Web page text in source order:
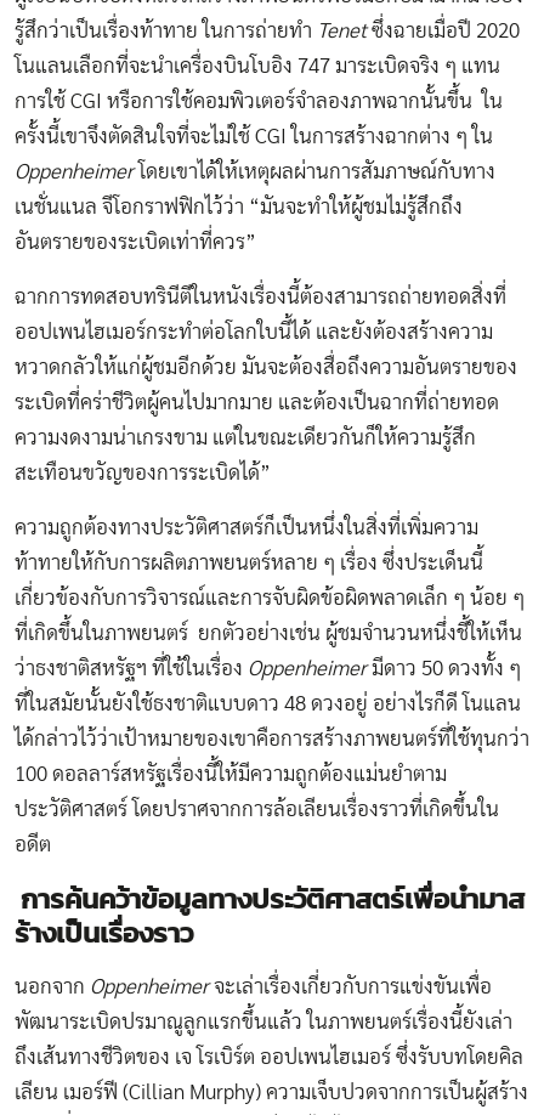
รู้สึกว่าเป็นเรื่องท้าทาย ในการถ่ายทำ Tenetซึ่งฉายเมื่อปี 2020
โนแลนเลือกที่จะนำเครื่องบินโบอิง 747 มาระเบิดจริง ๆ แทน
การใช้ CGI หรือการใช้คอมพิวเตอร์จำลองภาพฉากนั้นขึ้น ใน
ครั้งนี้เขาจึงตัดสินใจที่จะไม่ใช้ CGI ในการสร้างฉากต่าง ๆ ใน
Oppenheimerโดยเขาได้ให้เหตุผลผ่านการสัมภาษณ์กับทาง
เนชั่นแนล จีโอกราฟฟิกไว้ว่า “มันจะทำให้ผู้ชมไม่รู้สึกถึง
อันตรายของระเบิดเท่าที่ควร”
ฉากการทดสอบทรินีตีในหนังเรื่องนี้ต้องสามารถถ่ายทอดสิ่งที่
ออปเพนไฮเมอร์กระทำต่อโลกใบนี้ได้ และยังต้องสร้างความ
หวาดกลัวให้แก่ผู้ชมอีกด้วย มันจะต้องสื่อถึงความอันตรายของ
ระเบิดที่คร่าชีวิตผู้คนไปมากมาย และต้องเป็นฉากที่ถ่ายทอด
ความงดงามน่าเกรงขาม แต่ในขณะเดียวกันก็ให้ความรู้สึก
สะเทือนขวัญของการระเบิดได้”
ความถูกต้องทางประวัติศาสตร์ก็เป็นหนึ่งในสิ่งที่เพิ่มความ
ท้าทายให้กับการผลิตภาพยนตร์หลาย ๆ เรื่อง ซึ่งประเด็นนี้
เกี่ยวข้องกับการวิจารณ์และการจับผิดข้อผิดพลาดเล็ก ๆ น้อย ๆ
ที่เกิดขึ้นในภาพยนตร์ ยกตัวอย่างเช่น ผู้ชมจำนวนหนึ่งชี้ให้เห็น
ว่าธงชาติสหรัฐฯ ที่ใช้ในเรื่อง Oppenheimerมีดาว 50 ดวงทั้ง ๆ
ที่ในสมัยนั้นยังใช้ธงชาติแบบดาว 48 ดวงอยู่ อย่างไรก็ดี โนแลน
ได้กล่าวไว้ว่าเป้าหมายของเขาคือการสร้างภาพยนตร์ที่ใช้ทุนกว่า
100 ดอลลาร์สหรัฐเรื่องนี้ให้มีความถูกต้องแม่นยำตาม
ประวัติศาสตร์ โดยปราศจากการล้อเลียนเรื่องราวที่เกิดขึ้นใน
อดีต
การค้นคว้าข้อมูลทางประวัติศาสตร์เพื่อนำมาส
ร้างเป็นเรื่องราว
นอกจาก Oppenheimerจะเล่าเรื่องเกี่ยวกับการแข่งขันเพื่อ
พัฒนาระเบิดปรมาณูลูกแรกขึ้นแล้ว ในภาพยนตร์เรื่องนี้ยังเล่า
ถึงเส้นทางชีวิตของ เจ โรเบิร์ต ออปเพนไฮเมอร์ ซึ่งรับบทโดยคิล
เลียน เมอร์ฟี (Cillian Murphy) ความเจ็บปวดจากการเป็นผู้สร้าง